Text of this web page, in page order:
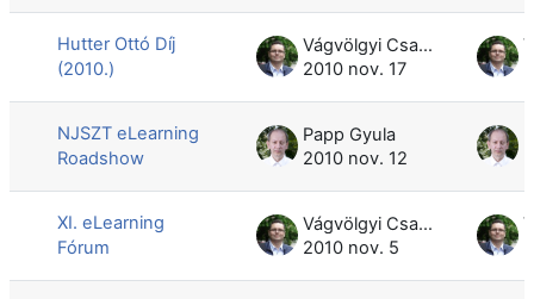
Hutter Ottó Díj
(2010.)
Vágvölgyi Csaba
2010 nov. 17
NJSZT eLearning
Roadshow
Papp Gyula
2010 nov. 12
XI. eLearning
Fórum
Vágvölgyi Csaba
2010 nov. 5